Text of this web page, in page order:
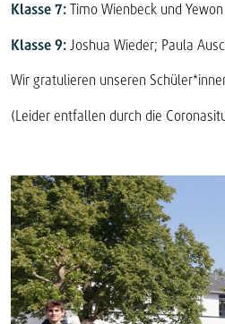
Klasse 7: Timo Wienbeck und
Klasse 9: Joshua Wieder; Paula
Wir gratulieren unseren
(Leider entfallen durch die